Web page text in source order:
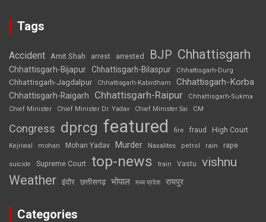
Tags
Accident Amit Shah arrest arrested BJP Chhattisgarh
Chhattisgarh-Bijapur Chhattisgarh-Bilaspur Chhattisgarh-Durg
Chhattisgarh-Jagdalpur Chhattisgarh-Kabirdham Chhattisgarh-Korba
Chhattisgarh-Raigarh Chhattisgarh-Raipur
Chhattisgarh-Sukma
Chief Minister
Chief Minister Dr. Yadav Chief Minister Sai CM
Congress dprcg featured fire fraud High Court
Kejriwal mohan Mohan Yadav Murder Naxalites petrol rain rape
suicide Supreme Court top-news train Vastu vishnu
Weather इंदौर छत्तीसगढ़ भोपाल मध्य प्रदेश रायपुर
Categories